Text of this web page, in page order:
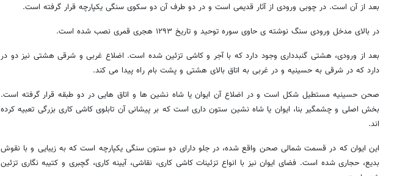
بعد از آن است. در چوبی ورودی از آثار قدیمی است و در دو طرف آن دو سکوی سنگی یکپارچه قرار گرفته است.
در بالای مدخل ورودی سنگ نوشته ی حاوی سوره توحید و تاریخ ۱۲۹۳ هجری قمری نصب شده است.
بعد از ورودی، هشتی گنبدداری وجود دارد که با آجر و کاشی تزئین شده است. اضلاع غربی و شرقی هشتی نیز دو در
دارد که در شرقی به حسینیه و در غربی به اتاق بالای هشتی و پشت بام راه پیدا می کند.
صحن حسینیه مستطیل شکل است و در اضلاع آن ایوان یا شاه نشین ها و اتاق هایی در دو طبقه قرار گرفته است.
بخش اصلی و چشمگیر بنا، ایوان یا شاه نشین ستون داری است که بر پیشانی آن تابلوی کاشی کاری بزرگی تعبیه کرده
اند.
این ایوان که در قسمت شمالی صحن واقع شده، در جلو دارای دو ستون سنگی یکپارچه است که به زیبایی و با نقوش
بدیع، حجاری شده است. فضای ایوان نیز با انواع تزئینات کاشی کاری، نقاشی، آیینه کاری، گچبری و کتیبه نگاری تزئین